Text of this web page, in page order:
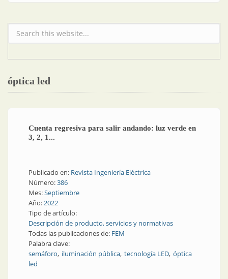
Formulario de búsqueda
óptica led
Cuenta regresiva para salir andando: luz verde en
3, 2, 1...
Publicado en: Revista Ingeniería Eléctrica
Número:386
Mes:Septiembre
Año:2022
Tipo de artículo:
Descripción de producto, servicios y normativas
Todas las publicaciones de: FEM
Palabra clave:
semáforo iluminación pública tecnología LED óptica
led